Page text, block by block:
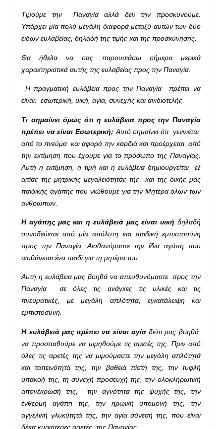
Τιμούμε την Παναγία αλλά δεν την προσκυνούμε.
Υπάρχει μία πολύ μεγάλη διαφορά μεταξύ αυτών των δύο
ειδών ευλαβείας, δηλαδή της τιμής και της προσκύνησης.
Θα ήθελα να σας παρουσιάσω σήμερα μερικά
χαρακτηριστικά αυτής της ευλαβείας προς την Παναγία.
Η πραγματική ευλάβεια προς την Παναγία πρέπει να
είναι: εσωτερική, υική, αγία, συνεχής και ανιδιοτελής.
Τι σημαίνει όμως ότι η ευλάβεια προς την Παναγία
πρέπει να είναι Εσωτερική; Αυτό σημαίνει ότι γεννιέται
από το πνεύμα και αφορά την καρδιά και προέρχεται από
την εκτίμηση που έχουμε για το πρόσωπο της Παναγίας.
Αυτή η εκτίμηση, η τιμή και η ευλάβεια δημιουργείται εξ
αιτίας της μητρικής μεγαλειότητάς της και της δικής μας
παιδικής αγάπης που νιώθουμε για την Μητέρα όλων των
ανθρώπων.
Η αγάπης μας και η ευλάβειά μας είναι υική δηλαδή
συνοδεύεται από μία απόλυτη και παιδική εμπιστοσύνη
προς την Παναγία. Αισθανόμαστε την ίδια αγάπη που
αισθάνεται ένα παιδί για τη μητέρα του.
Αυτή η ευλάβεια μας βοηθά να απευθυνόμαστε προς την
Παναγία σε όλες τις ανάγκες τις υλικές και τις
πνευματικές, με μεγάλη απλότητα, εγκατάλειψη και
εμπιστοσύνη.
Η ευλάβειά μας πρέπει να είναι αγίαδιότι μας βοηθά
να προσπαθούμε να μιμηθούμε τις αρετές της. Πριν από
όλες τις αρετές της να μιμούμαστε την μεγάλη απλότητά
και ταπεινότητά της, την βαθειά πίστη της, την τυφλή
υπακοή της, τη συνεχή προσευχή της, την ολοκληρωτική
απονέκρωσή της, την αγνότητα της ψυχής της, την
ένθερμη αγάπη της, την ηρωική υπομονή της, την
αγγελική γλυκύτητά της, την αγία σύνεσή της, που είναι
δέκα κυριότερες αρετές της Παναγίας.